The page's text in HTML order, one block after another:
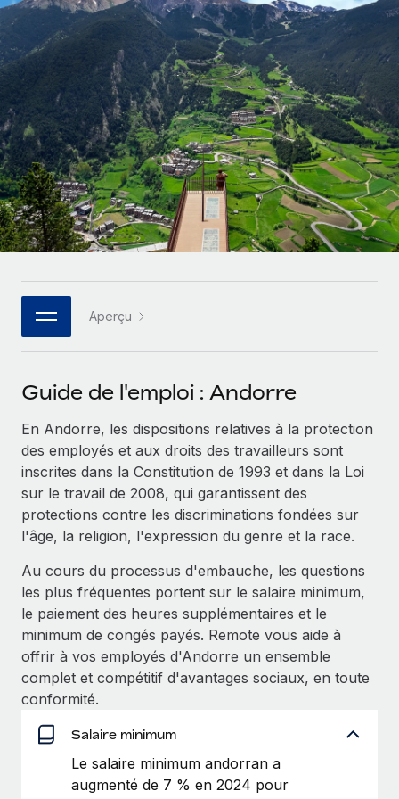
Gestion des freelances
Intégrez et gérez vos freelances partout dans le monde
Sous-traitez les opérations complexes liées à l’emploi
INFRASTRUCTURE
Intégration Remote
Intégrez vos RH aux flux de travail en toute simplicité
Plateforme
Des fonctions RH clés intégrées pour votre équipe
Connectez n'importe quel outil d’IA à Remote grâce à
notre MCP
Rationalisez vos processus avec des outils essentiels
SERVICES
Demandez aux experts
Recevez des conseils d’experts sur les RH à
l’international et la conformité
Contrôles d’antécédents
Simplifiez vos processus de présélection des
candidats
Remote Watchtower
Gardez un temps d’avance sur les risques en
matière de conformité
Gestion des appareils
Achetez et suivez vos équipements informatiques
dans le monde entier
Comparer Remote
Examinez notre service par rapport aux autres
CROISSANCE
Start-ups
Des solutions agiles et internationales pour les RH et la
paie des entreprises en pleine croissance
Entreprises intermédiaires
Développez vos équipes avec des solutions RH sur
mesure
Entreprise
Les RH à l’international pour les grandes entreprises
Partenaires stratégiques de la tech
Devenir partenaire
Explorez avec nous vos opportunités de partenariat
Bientôt disponible
ÉTUDES DE CAS
Comment Weaviate, l'as de l'IA, a développé
ses effectifs de 120 % avec Remote
Weaviate en bref Weaviate crée des infrastructures open
pays
Calculateur de paiement des freelances
Découvrez les devises disponibles et les vitesses de
paiement pour vos freelances internationaux
APPRENDRE AVEC REMOTE
Recherche et guides
Études de cas
Checklists et modèles
Descriptions de postes
Salle de presse
Données sur les salaires et les talents
Centre de ressources
Voir toutes les ressources
Paie multipays
Gestion des freelances
Taxes
Nederlands
Français
Deutsch
Español
Italiano
Português (Portugal)
日本語
한국어
Connexion
Aperçu
Guide de l'emploi : Andorre
En Andorre, les dispositions relatives à la protection
des employés et aux droits des travailleurs sont
inscrites dans la Constitution de 1993 et dans la Loi
sur le travail de 2008, qui garantissent des
protections contre les discriminations fondées sur
l'âge, la religion, l'expression du genre et la race.
Au cours du processus d'embauche, les questions
les plus fréquentes portent sur le salaire minimum,
le paiement des heures supplémentaires et le
minimum de congés payés. Remote vous aide à
offrir à vos employés d'Andorre un ensemble
complet et compétitif d'avantages sociaux, en toute
conformité.
Salaire minimum
Le salaire minimum andorran a
augmenté de 7 % en 2024 pour